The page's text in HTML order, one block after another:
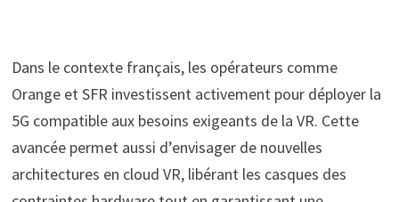
Dans le contexte français, les opérateurs comme
Orange et SFR investissent activement pour déployer la
5G compatible aux besoins exigeants de la VR. Cette
avancée permet aussi d’envisager de nouvelles
architectures en cloud VR, libérant les casques des